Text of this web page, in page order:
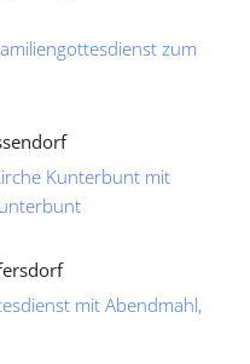
zum
Kunterbunt mit
mit Abendmahl,